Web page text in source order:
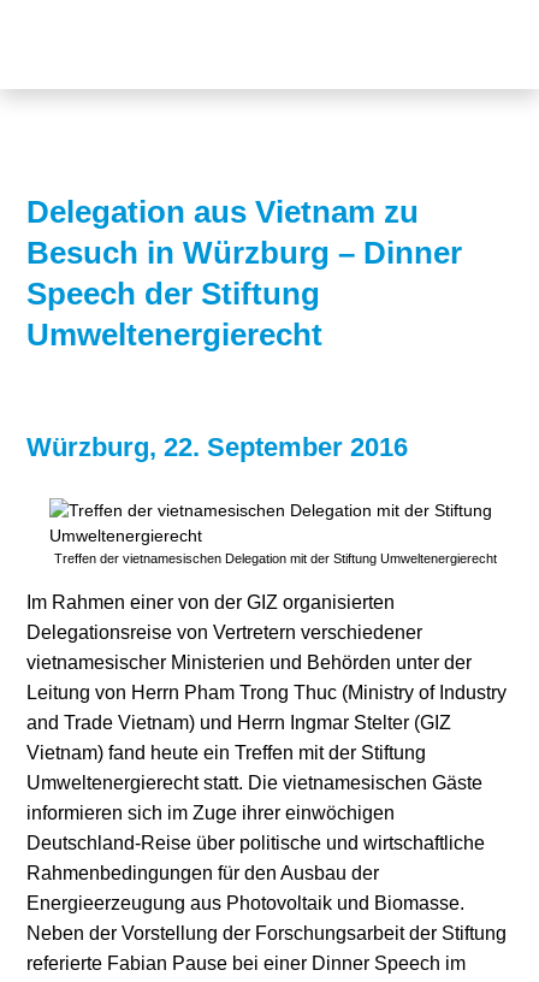
Genehmigungen
Speicher
Wärme
Wasserstoff
Blog
Forschungsnetzwerk
Newsletter
Infomaterial
Schriften zum
Umweltenergierecht
Delegation aus Vietnam zu
Besuch in Würzburg – Dinner
Speech der Stiftung
Umweltenergierecht
Würzburg, 22. September 2016
Treffen der vietnamesischen Delegation mit der Stiftung Umweltenergierecht
Im Rahmen einer von der GIZ organisierten
Delegationsreise von Vertretern verschiedener
vietnamesischer Ministerien und Behörden unter der
Leitung von Herrn Pham Trong Thuc (Ministry of Industry
and Trade Vietnam) und Herrn Ingmar Stelter (GIZ
Vietnam) fand heute ein Treffen mit der Stiftung
Umweltenergierecht statt. Die vietnamesischen Gäste
informieren sich im Zuge ihrer einwöchigen
Deutschland-Reise über politische und wirtschaftliche
Rahmenbedingungen für den Ausbau der
Energieerzeugung aus Photovoltaik und Biomasse.
Neben der Vorstellung der Forschungsarbeit der Stiftung
referierte Fabian Pause bei einer Dinner Speech im